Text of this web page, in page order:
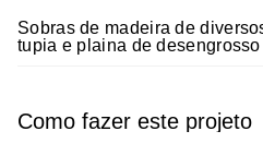
Sobras de madeira de
tupia e plaina de desengrosso
Como fazer este projeto